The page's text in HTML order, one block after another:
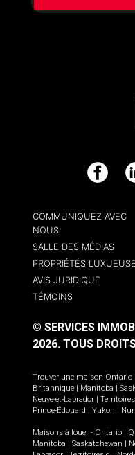
Facebook
COMMUNIQUEZ AVEC
NOUS
SALLE DES MÉDIAS
PROPRIÉTÉS
AVIS JURIDIQUE
TÉMOINS
© SERVICES
2026. TOUS
Trouver une maison Ontario
Britannique
Manitoba
Neuve-et-Labrador
Prince-Édouard
Yukon
Maisons à louer - Ontario
Manitoba
Saskatchewan